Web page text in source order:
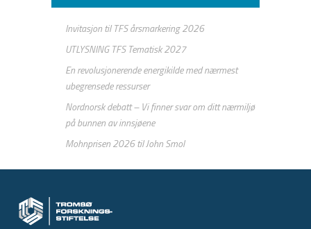
Invitasjon til TFS årsmarkering 2026
UTLYSNING TFS Tematisk 2027
En revolusjonerende energikilde med nærmest
ubegrensede ressurser
Nordnorsk debatt – Vi finner svar om ditt nærmiljø
på bunnen av innsjøene
Mohnprisen 2026 til John Smol